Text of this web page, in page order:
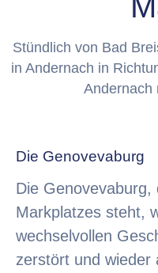
Stündlich von Bad
in Andernach in
Andernach
Die Genovevaburg
Die Genovevaburg,
Markplatzes steht,
wechselvollen
zerstört und wieder